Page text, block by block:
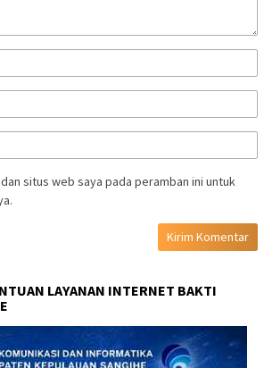
situs web saya pada peramban ini untuk
LAYANAN INTERNET BAKTI